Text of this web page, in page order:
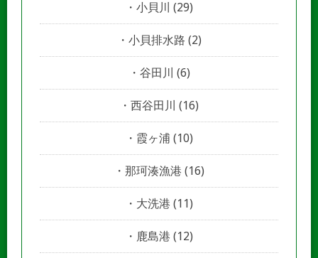
小貝川 (29)
小貝排水路 (2)
谷田川 (6)
西谷田川 (16)
霞ヶ浦 (10)
那珂湊漁港 (16)
大洗港 (11)
鹿島港 (12)